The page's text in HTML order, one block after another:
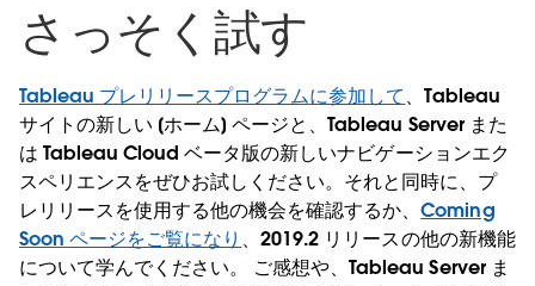
さっそく試す
Tableau プレリリースプログラムに参加して、Tableau
サイトの新しい [ホーム] ページと、Tableau Server また
は Tableau Cloud ベータ版の新しいナビゲーションエク
スペリエンスをぜひお試しください。それと同時に、プ
レリリースを使用する他の機会を確認するか、Coming
Soon ページをご覧になり 、2019.2 リリースの他の新機能
について学んでください。 ご感想や、Tableau Server ま